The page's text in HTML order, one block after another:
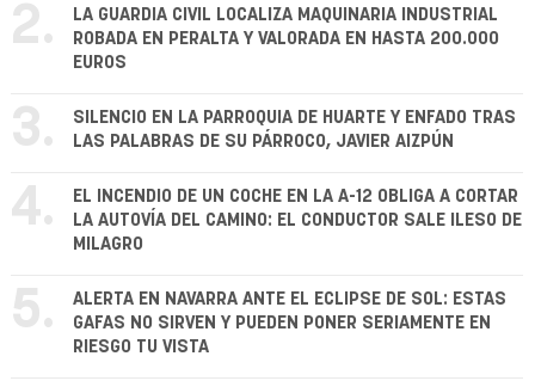
2.
LA GUARDIA CIVIL LOCALIZA MAQUINARIA INDUSTRIAL
ROBADA EN PERALTA Y VALORADA EN HASTA 200.000
EUROS
3.
SILENCIO EN LA PARROQUIA DE HUARTE Y ENFADO TRAS
LAS PALABRAS DE SU PÁRROCO, JAVIER AIZPÚN
4.
EL INCENDIO DE UN COCHE EN LA A-12 OBLIGA A CORTAR
LA AUTOVÍA DEL CAMINO: EL CONDUCTOR SALE ILESO DE
MILAGRO
5.
ALERTA EN NAVARRA ANTE EL ECLIPSE DE SOL: ESTAS
GAFAS NO SIRVEN Y PUEDEN PONER SERIAMENTE EN
RIESGO TU VISTA